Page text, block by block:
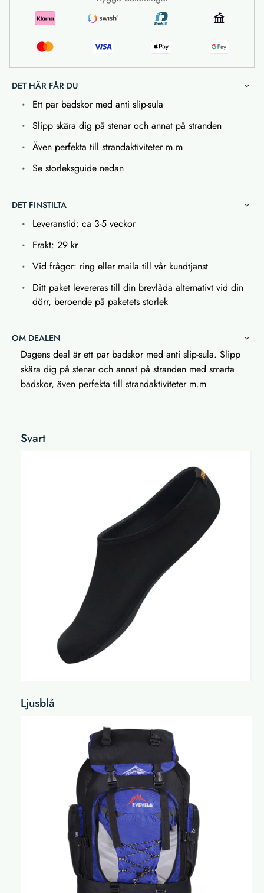
DET HÄR FÅR DU
Ett par badskor med anti slip-sula
Slipp skära dig på stenar och annat på stranden
Även perfekta till strandaktiviteter m.m
Se storleksguide nedan
DET FINSTILTA
Leveranstid: ca 3-5 veckor
Frakt: 29 kr
Vid frågor: ring eller maila till vår kundtjänst
Ditt paket levereras till din brevlåda alternativt vid din
dörr, beroende på paketets storlek
OM DEALEN
Dagens deal är ett par badskor med anti slip-sula. Slipp
skära dig på stenar och annat på stranden med smarta
badskor, även perfekta till strandaktiviteter m.m
Svart
Ljusblå